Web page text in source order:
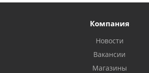
Компания
Новости
Вакансии
Магазины